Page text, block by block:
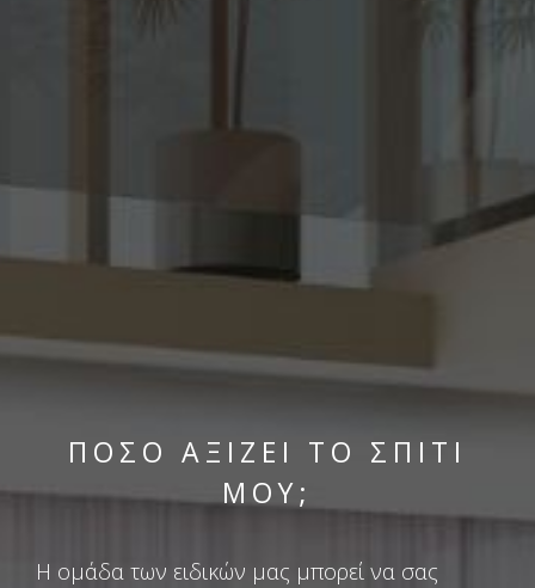
ΠΟΣΟ ΑΞΙΖΕΙ ΤΟ ΣΠΙΤΙ
ΜΟΥ;
Η ομάδα των ειδικών μας μπορεί να σας